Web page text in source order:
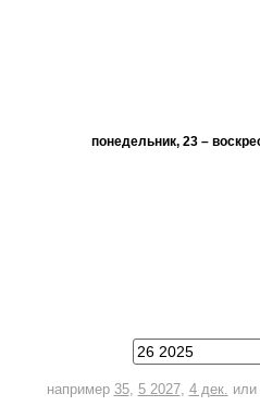
понедельник, 23 –
например 35, 5 2027, 4 дек. или